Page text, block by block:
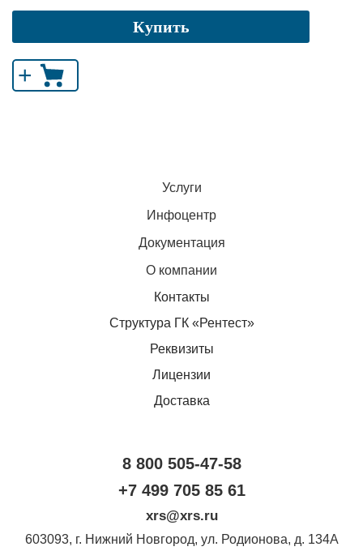
Купить
+
Услуги
Инфоцентр
Документация
О компании
Контакты
Структура ГК «Рентест»
Реквизиты
Лицензии
Доставка
8 800 505-47-58
+7 499 705 85 61
xrs@xrs.ru
603093, г. Нижний Новгород, ул. Родионова, д. 134А